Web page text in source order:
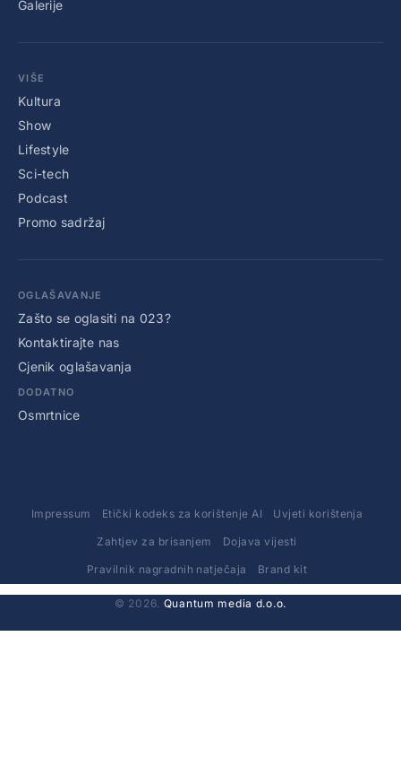
Galerije
VIŠE
Kultura
Show
Lifestyle
Sci-tech
Podcast
Promo sadržaj
OGLAŠAVANJE
Zašto se oglasiti na 023?
Kontaktirajte nas
Cjenik oglašavanja
DODATNO
Osmrtnice
Impressum Etički kodeks za korištenje AI Uvjeti korištenja
Zahtjev za brisanjem Dojava vijesti
Pravilnik nagradnih natječaja Brand kit
© 2026. Quantum media d.o.o.